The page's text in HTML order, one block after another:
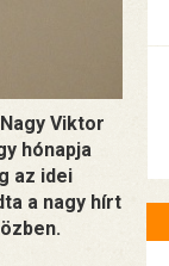
Viktor
hónapja
az idei
a nagy hírt